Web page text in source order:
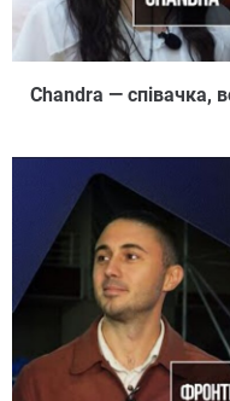
Chandra — співачка,